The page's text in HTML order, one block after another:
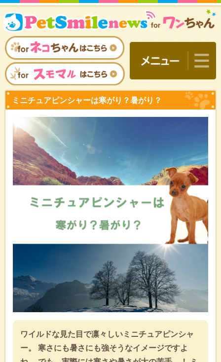
ミニチュアピンシャーは
ワイルドな見た目で凛々しいミニチュアピンシャ
ー。 寒さにも暑さにも強そうなイメージですよ